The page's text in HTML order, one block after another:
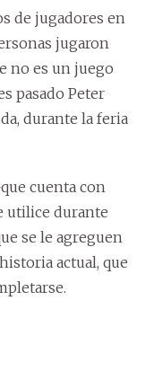
de jugadores en
jugaron
no es un juego
pasado Peter
durante la feria
cuenta con
utilice durante
se le agreguen
actual, que